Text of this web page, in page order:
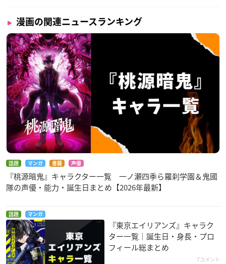
漫画の関連ニュースランキング
話題 マンガ 書籍 声優
『桃源暗鬼』キャラクター一覧 一ノ瀬四季ら羅刹学園＆鬼國
隊の声優・能力・誕生日まとめ【2026年最新】
話題 マンガ
『東京エイリアンズ』キャラク
ター一覧｜誕生日・身長・プロ
フィール総まとめ
7コメント